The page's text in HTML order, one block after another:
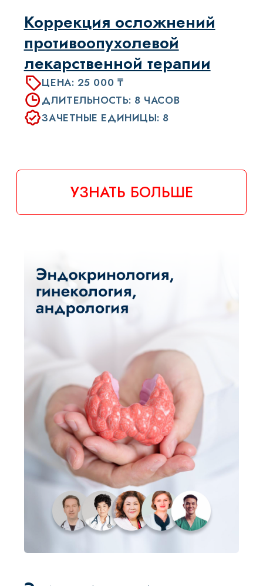
Дифференциальная
ЗАЧЕТНЫЕ ЕДИНИЦЫ: 9
УЗНАТЬ БОЛЬШЕ